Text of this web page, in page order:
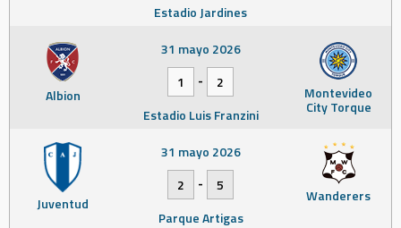
Estadio Jardines
Albion Montevideo
City Torque
31 mayo 2026
1
-
2
Estadio Luis Franzini
Juventud Wanderers
31 mayo 2026
2
-
5
Parque Artigas